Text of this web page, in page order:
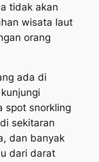
tidak akan
wisata laut
orang
ada di
spot snorkling
sekitaran
dan banyak
dari darat